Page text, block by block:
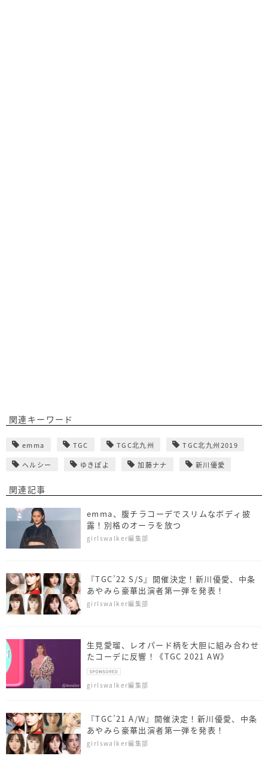
関連キーワード
emma TGC TGC北九州 TGC北九州2019
ヘルシー ゆきぽよ 加藤ナナ 新川優愛
関連記事
emma、腹チラコーデでスリムなボディ披
露！別格のオーラを放つ
girlswalker編集部
『TGC’22 S/S』開催決定！新川優愛、中条
あやみら豪華出演者第一弾を発表！
girlswalker編集部
生見愛瑠、レオパード柄を大胆に組み合わせ
たコーデに反響！《TGC 2021 AW》
girlswalker編集部
『TGC’21 A/W』開催決定！新川優愛、中条
あやみら豪華出演者第一弾を発表！
girlswalker編集部